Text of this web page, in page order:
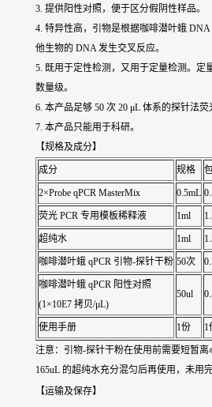
3. 提供阳性对照，便于区分假阴性样品。
4. 特异性高，引物是根据咖啡潜叶蛾
他生物的 DNA 发生交叉反应。
5. 既用于定性检测，又用于定量检测。定
数量级。
6. 本产品足够 50 次 20 μL 体系的探针法荧
7. 本产品只能用于科研。
【规格及成分】
成分 规格
2×Probe qPCR MasterMix 0.5mL
荧光 PCR 专用模板稀释液 1ml
超纯水 1ml
咖啡潜叶蛾 qPCR 引物-探针干粉 50次
咖啡潜叶蛾 qPCR 阳性对照
(1×10E7 拷贝/μL)
50ul
使用手册 1份 1
注意：引物-探针干粉在使用前需要短暂
165uL 的超纯水充分混匀后再使用，未用
【运输及保存】